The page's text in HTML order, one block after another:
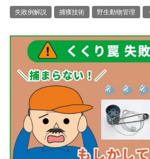
【イノシシの止め刺し】補て
い具（保定具）を使って安全
に止め刺しを行う方法
トレイルカ
夫して「
失敗する設
失敗例解説 捕獲技術 野生動物管理